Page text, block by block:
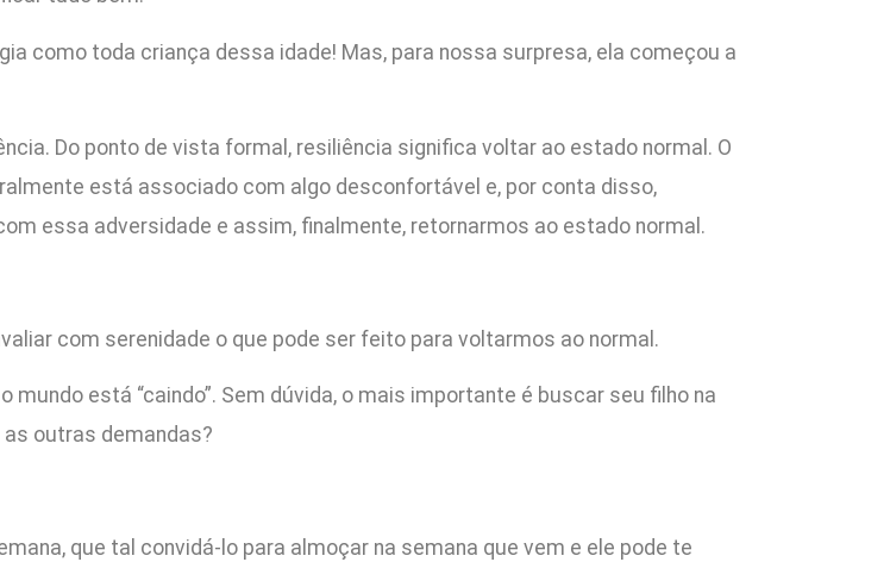
como toda criança dessa idade! Mas, para nossa surpresa, ela começou a
Do ponto de vista formal, resiliência significa voltar ao estado normal. O
está associado com algo desconfortável e, por conta disso,
essa adversidade e assim, finalmente, retornarmos ao estado normal.
com serenidade o que pode ser feito para voltarmos ao normal.
mundo está “caindo”. Sem dúvida, o mais importante é buscar seu filho na
outras demandas?
que tal convidá-lo para almoçar na semana que vem e ele pode te